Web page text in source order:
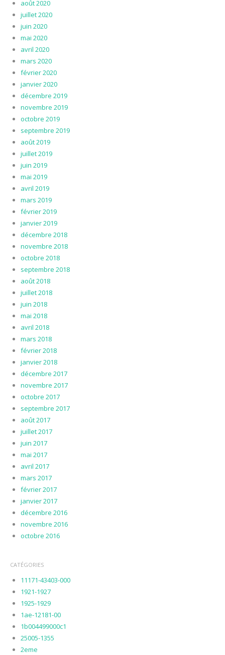
août 2020
juillet 2020
juin 2020
mai 2020
avril 2020
mars 2020
février 2020
janvier 2020
décembre 2019
novembre 2019
octobre 2019
septembre 2019
août 2019
juillet 2019
juin 2019
mai 2019
avril 2019
mars 2019
février 2019
janvier 2019
décembre 2018
novembre 2018
octobre 2018
septembre 2018
août 2018
juillet 2018
juin 2018
mai 2018
avril 2018
mars 2018
février 2018
janvier 2018
décembre 2017
novembre 2017
octobre 2017
septembre 2017
août 2017
juillet 2017
juin 2017
mai 2017
avril 2017
mars 2017
février 2017
janvier 2017
décembre 2016
novembre 2016
octobre 2016
CATÉGORIES
11171-43403-000
1921-1927
1925-1929
1ae-12181-00
1b004499000c1
25005-1355
2eme